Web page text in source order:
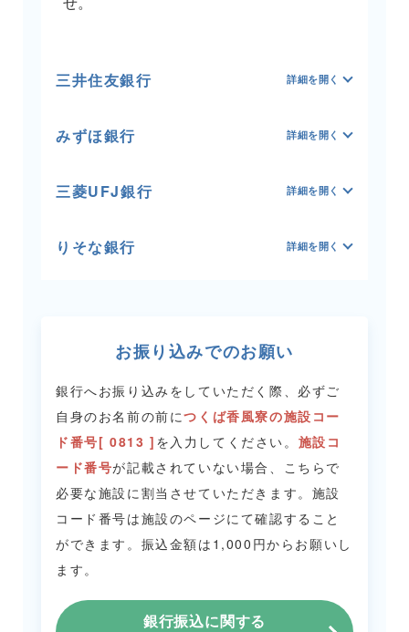
三井住友銀行
みずほ銀行
三菱UFJ銀行
りそな銀行
お振り込みでのお願い
銀行へお振り込みをしていただく際、必ずご
自身のお名前の前につくば香風寮の施設コー
ド番号[ 0813 ] を入力してください。 施設コ
ード番号が記載されていない場合、こちらで
必要な施設に割当させていただきます。 施設
コード番号は施設のページにて確認すること
ができます。 振込金額は1,000円からお願いし
ます。
銀行振込に関する